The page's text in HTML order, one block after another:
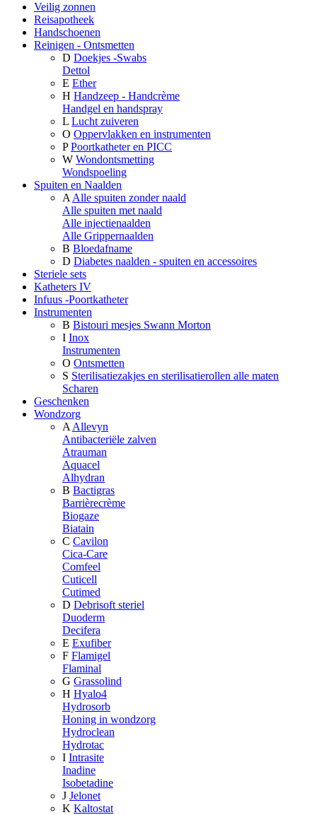
Veilig zonnen
Reisapotheek
Handschoenen
Reinigen - Ontsmetten
D Doekjes -Swabs
Dettol
E Ether
H Handzeep - Handcrème
Handgel en handspray
L Lucht zuiveren
O Oppervlakken en instrumenten
P Poortkatheter en PICC
W Wondontsmetting
Wondspoeling
Spuiten en Naalden
A Alle spuiten zonder naald
Alle spuiten met naald
Alle injectienaalden
Alle Grippernaalden
B Bloedafname
D Diabetes naalden - spuiten en accessoires
Steriele sets
Katheters IV
Infuus -Poortkatheter
Instrumenten
B Bistouri mesjes Swann Morton
I Inox
Instrumenten
O Ontsmetten
S Sterilisatiezakjes en sterilisatierollen alle maten
Scharen
Geschenken
Wondzorg
A Allevyn
Antibacteriële zalven
Atrauman
Aquacel
Alhydran
B Bactigras
Barrièrecrème
Biogaze
Biatain
C Cavilon
Cica-Care
Comfeel
Cuticell
Cutimed
D Debrisoft steriel
Duoderm
Decifera
E Exufiber
F Flamigel
Flaminal
G Grassolind
H Hyalo4
Hydrosorb
Honing in wondzorg
Hydroclean
Hydrotac
I Intrasite
Inadine
Isobetadine
J Jelonet
K Kaltostat